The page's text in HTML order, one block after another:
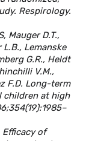
Respirology.
Mauger D.T.,
Lemanske
G.R., Heldt
V.M.,
F.D. Long-term
children at high
Efficacy of